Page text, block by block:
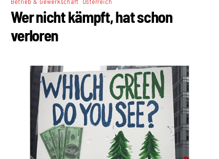
Wer nicht kämpft, hat schon
verloren